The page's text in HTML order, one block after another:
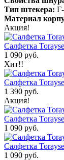
Тип штекера:
Материал
Акция!
Салфетка
1 090 руб.
Хит!!
Салфетка
1 390 руб.
Акция!
Салфетка
1 090 руб.
Салфетка
1 090 руб.